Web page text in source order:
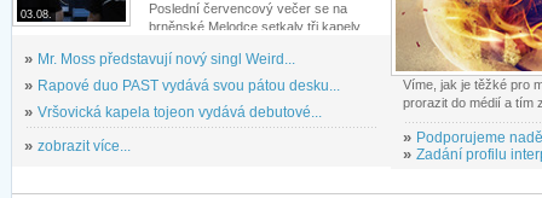
03.08.
Poslední červencový večer se na
brněnské Melodce setkaly tři kapely...
» Mr. Moss představují nový singl Weird...
» Rapové duo PAST vydává svou pátou desku...
» Vršovická kapela tojeon vydává debutové...
» zobrazit více...
Víme, jak je těžké pro
prorazit do médií a tím
» Podporujeme
» Zadání profilu